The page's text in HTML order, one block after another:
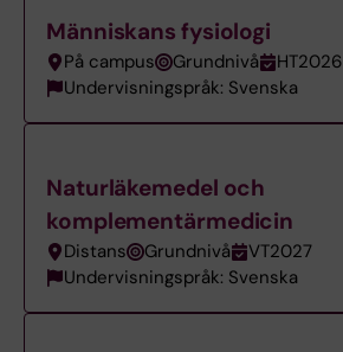
Människans fysiologi
På campus Grundnivå
HT2026
Undervisningspråk: Svenska
Naturläkemedel och
komplementärmedicin
Distans Grundnivå
VT2027
Undervisningspråk: Svenska